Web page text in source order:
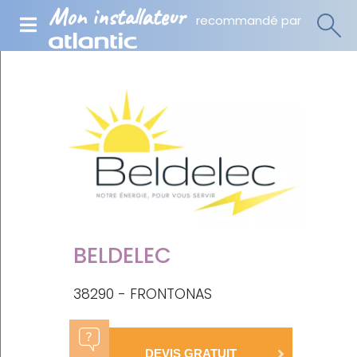
Mon installateur recommandé par
BELDELEC
38290 - FRONTONAS
DEVIS GRATUIT